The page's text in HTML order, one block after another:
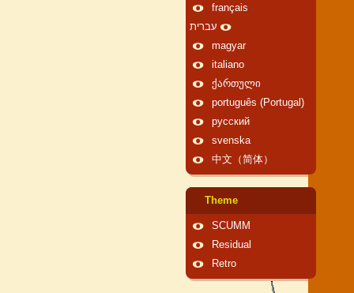
français
עברית
magyar
italiano
ქართული
português (Portugal)
русский
svenska
中文（简体）
Theme
SCUMM
Residual
Retro